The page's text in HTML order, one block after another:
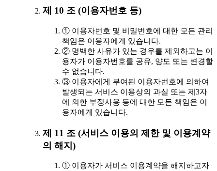
제 10 조 (이용자번호 등)
① 이용자번호 및 비밀번호에 대한 모든 관리
책임은 이용자에게 있습니다.
② 명백한 사유가 있는 경우를 제외하고는 이
용자가 이용자번호를 공유, 양도 또는 변경할
수 없습니다.
③ 이용자에게 부여된 이용자번호에 의하여
발생되는 서비스 이용상의 과실 또는 제3자
에 의한 부정사용 등에 대한 모든 책임은 이
용자에게 있습니다.
제 11 조 (서비스 이용의 제한 및 이용계약
의 해지)
① 이용자가 서비스 이용계약을 해지하고자